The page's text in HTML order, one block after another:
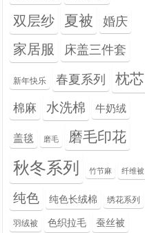
双层纱 夏被 婚庆
家居服 床盖三件套
新年快乐 春夏系列 枕芯
棉麻 水洗棉 牛奶绒
盖毯 磨毛 磨毛印花
秋冬系列 竹节麻 纤维被
纯色 纯色长绒棉 绣花系列
羽绒被 色织拉毛 蚕丝被